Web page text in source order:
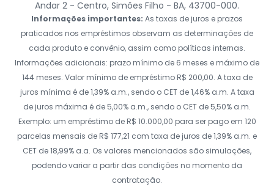
Andar 2 - Centro, Simões Filho - BA, 43700-000.
Informações importantes: As taxas de juros e prazos
praticados nos empréstimos observam as determinações de
cada produto e convênio, assim como políticas internas.
Informações adicionais: prazo mínimo de 6 meses e máximo de
144 meses. Valor mínimo de empréstimo R$ 200,00. A taxa de
juros mínima é de 1,39% a.m., sendo o CET de 1,46% a.m. A taxa
de juros máxima é de 5,00% a.m., sendo o CET de 5,50% a.m.
Exemplo: um empréstimo de R$ 10.000,00 para ser pago em 120
parcelas mensais de R$ 177,21 com taxa de juros de 1,39% a.m. e
CET de 18,99% a.a. Os valores mencionados são simulações,
podendo variar a partir das condições no momento da
contratação.